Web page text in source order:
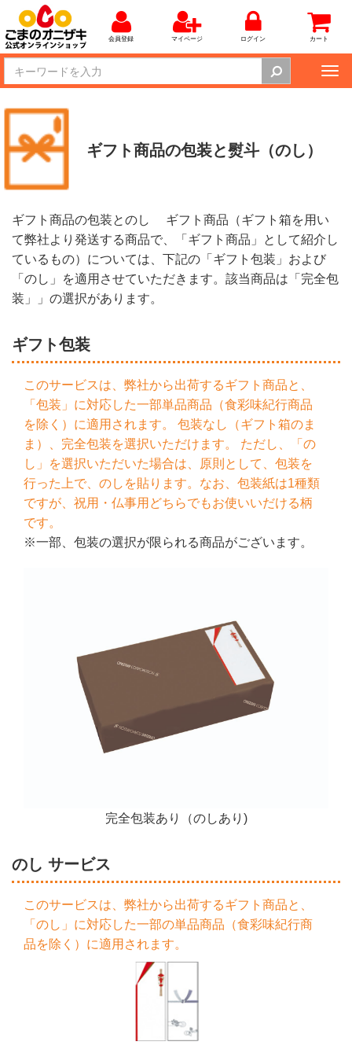
会員登録 マイページ ログイン カート
ギフト商品の包装と熨斗（のし）
ギフト商品の包装とのし ギフト商品（ギフト箱を用い
て弊社より発送する商品で、「ギフト商品」として紹介し
ているもの）については、下記の「ギフト包装」および
「のし」を適用させていただきます。該当商品は「完全包
装」」の選択があります。
ギフト包装
このサービスは、弊社から出荷するギフト商品と、
「包装」に対応した一部単品商品（食彩味紀行商品
を除く）に適用されます。 包装なし（ギフト箱のま
ま）、完全包装を選択いただけます。 ただし、「の
し」を選択いただいた場合は、原則として、包装を
行った上で、のしを貼ります。なお、包装紙は1種類
ですが、祝用・仏事用どちらでもお使いいだける柄
です。
※一部、包装の選択が限られる商品がございます。
完全包装あり（のしあり)
のし サービス
このサービスは、弊社から出荷するギフト商品と、
「のし」に対応した一部の単品商品（食彩味紀行商
品を除く）に適用されます。